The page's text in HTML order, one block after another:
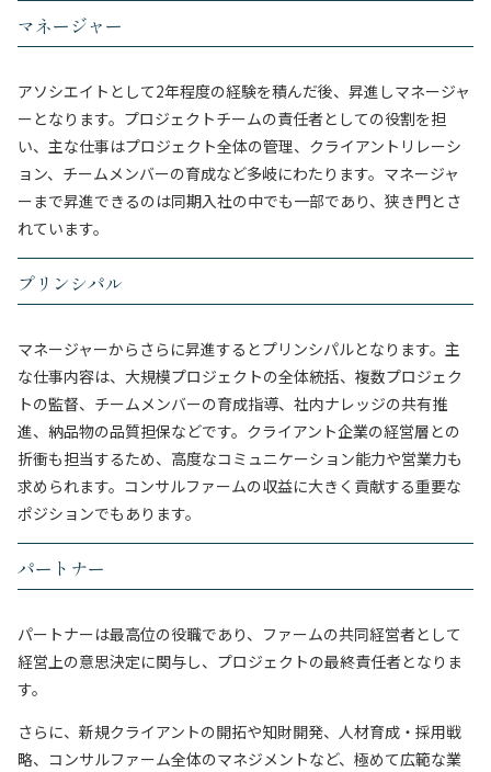
マネージャー
アソシエイトとして2年程度の経験を積んだ後、昇進しマネージャ
ーとなります。プロジェクトチームの責任者としての役割を担
い、主な仕事はプロジェクト全体の管理、クライアントリレーシ
ョン、チームメンバーの育成など多岐にわたります。マネージャ
ーまで昇進できるのは同期入社の中でも一部であり、狭き門とさ
れています。
プリンシパル
マネージャーからさらに昇進するとプリンシパルとなります。主
な仕事内容は、大規模プロジェクトの全体統括、複数プロジェク
トの監督、チームメンバーの育成指導、社内ナレッジの共有推
進、納品物の品質担保などです。クライアント企業の経営層との
折衝も担当するため、高度なコミュニケーション能力や営業力も
求められます。コンサルファームの収益に大きく貢献する重要な
ポジションでもあります。
パートナー
パートナーは最高位の役職であり、ファームの共同経営者として
経営上の意思決定に関与し、プロジェクトの最終責任者となりま
す。
さらに、新規クライアントの開拓や知財開発、人材育成・採用戦
略、コンサルファーム全体のマネジメントなど、極めて広範な業